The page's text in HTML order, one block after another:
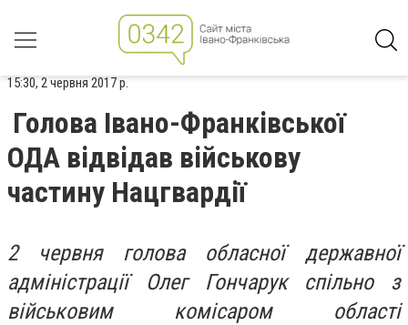
15:30, 2 червня 2017 р.
Голова Івано-Франківської
ОДА відвідав військову
частину Нацгвардії
2 червня голова обласної державної
адміністрації Олег Гончарук спільно з
військовим комісаром області